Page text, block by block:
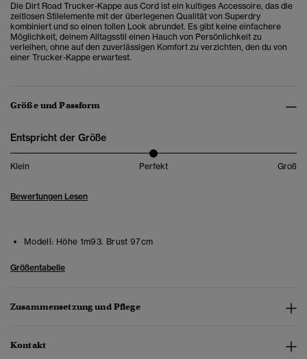
Die Dirt Road Trucker-Kappe aus Cord ist ein kultiges Accessoire, das die
zeitlosen Stilelemente mit der überlegenen Qualität von Superdry
kombiniert und so einen tollen Look abrundet. Es gibt keine einfachere
Möglichkeit, deinem Alltagsstil einen Hauch von Persönlichkeit zu
verleihen, ohne auf den zuverlässigen Komfort zu verzichten, den du von
einer Trucker-Kappe erwartest.
Größe und Passform
Entspricht der Größe
Klein Perfekt Groß
Bewertungen Lesen
Modell: Höhe 1m93. Brust 97cm
Größentabelle
Zusammensetzung und Pflege
Kontakt